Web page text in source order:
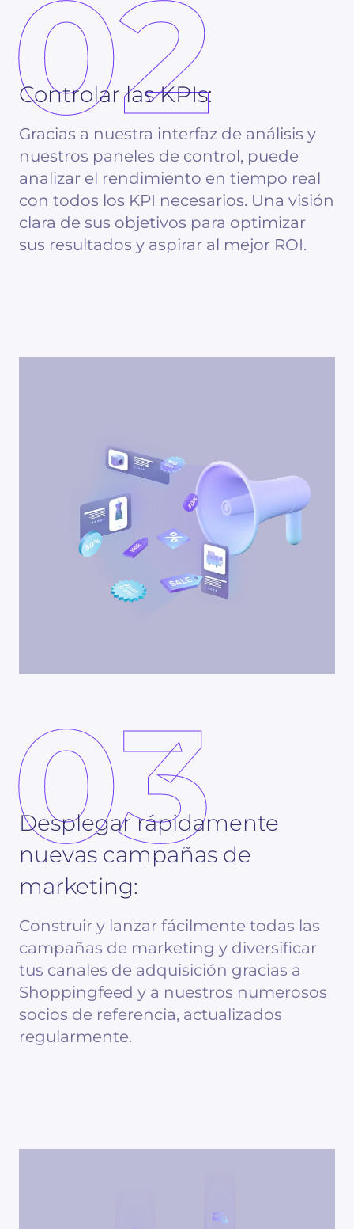
02
Controlar las KPIs:
Gracias a nuestra interfaz de análisis y
nuestros paneles de control, puede
analizar el rendimiento en tiempo real
con todos los KPI necesarios. Una visión
clara de sus objetivos para optimizar
sus resultados y aspirar al mejor ROI.
03
Desplegar rápidamente
nuevas campañas de
marketing:
Construir y lanzar fácilmente todas las
campañas de marketing y diversificar
tus canales de adquisición gracias a
Shoppingfeed y a nuestros numerosos
socios de referencia, actualizados
regularmente.